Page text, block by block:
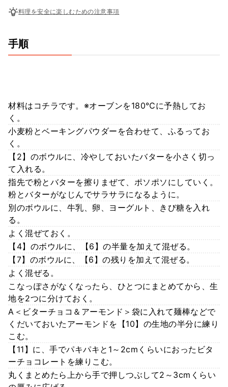
料理を安全に楽しむための注意事項
手順
材料はコチラです。※オーブンを180℃に予熱してお
く。
小麦粉とベーキングパウダーを合わせて、ふるってお
く。
【2】のボウルに、冷やしておいたバターを小さく切っ
て入れる。
指先で粉とバターを擦りまぜて、ポソポソにしていく。
粉とバターがなじんでサラサラになるように。
別のボウルに、牛乳、卵、ヨーグルト、きび糖を入れ
る。
よく混ぜておく。
【4】のボウルに、【6】の半量を加えて混ぜる。
【7】のボウルに、【6】の残りを加えて混ぜる。
よく混ぜる。
こなっぽさがなくなったら、ひとつにまとめてから、生
地を2つに分けておく。
A＜ビターチョコ＆アーモンド＞袋に入れて麺棒などで
くだいておいたアーモンドを【10】の生地の半分に練り
こむ。
【11】に、手でパキパキと1～2cmくらいにおったビタ
ーチョコレートを練りこむ。
丸くまとめたら上から手で押しつぶして2～3cmくらい